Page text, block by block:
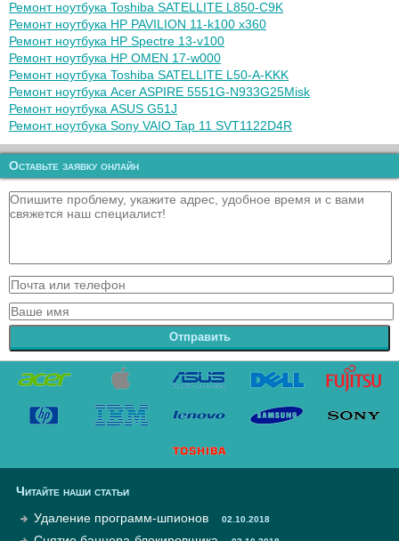
Ремонт ноутбука Toshiba SATELLITE L850-C9K
Ремонт ноутбука HP PAVILION 11-k100 x360
Ремонт ноутбука HP Spectre 13-v100
Ремонт ноутбука HP OMEN 17-w000
Ремонт ноутбука Toshiba SATELLITE L50-A-KKK
Ремонт ноутбука Acer ASPIRE 5551G-N933G25Misk
Ремонт ноутбука ASUS G51J
Ремонт ноутбука Sony VAIO Tap 11 SVT1122D4R
Оставьте заявку онлайн
Отправить
Читайте наши статьи
Удаление программ-шпионов
02.10.2018